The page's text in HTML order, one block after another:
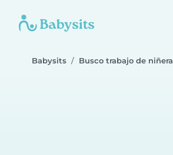
Babysits Busco trabajo de niñera